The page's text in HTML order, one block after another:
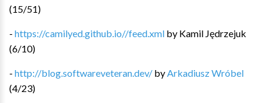
(15/51)
- https://camilyed.github.io//feed.xml by Kamil Jędrzejuk
(6/10)
- http://blog.softwareveteran.dev/ by Arkadiusz Wróbel
(4/23)